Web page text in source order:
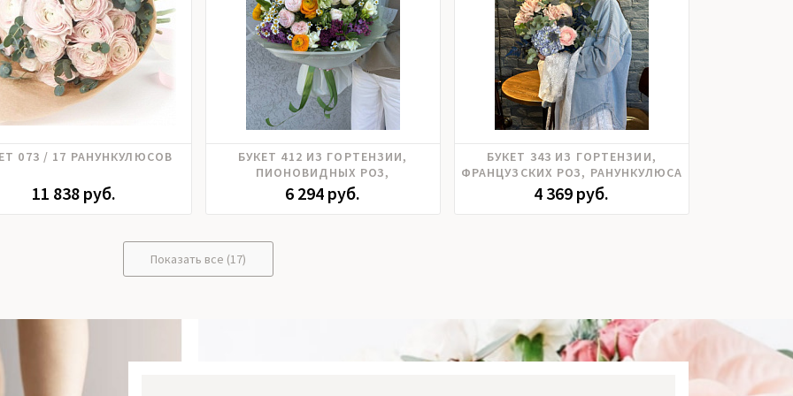
Ранункулюс
073 / 17 РАНУНКУЛЮСОВ
11 838 руб.
Гортензия, Матрикария,
Пионовидные розы, Ранункулюс,
Фрезия
БУКЕТ 412 ИЗ ГОРТЕНЗИИ,
ПИОНОВИДНЫХ РОЗ,
РАНУНКУЛЮСОВ, МАТРЕКАРИИ
6 294 руб.
Гортензия, Ранункулюс, Розы
эквадор
БУКЕТ 343 ИЗ ГОРТЕНЗИИ,
ФРАНЦУЗСКИХ РОЗ, РАНУНКУЛЮСА
4 369 руб.
Показать все (17)